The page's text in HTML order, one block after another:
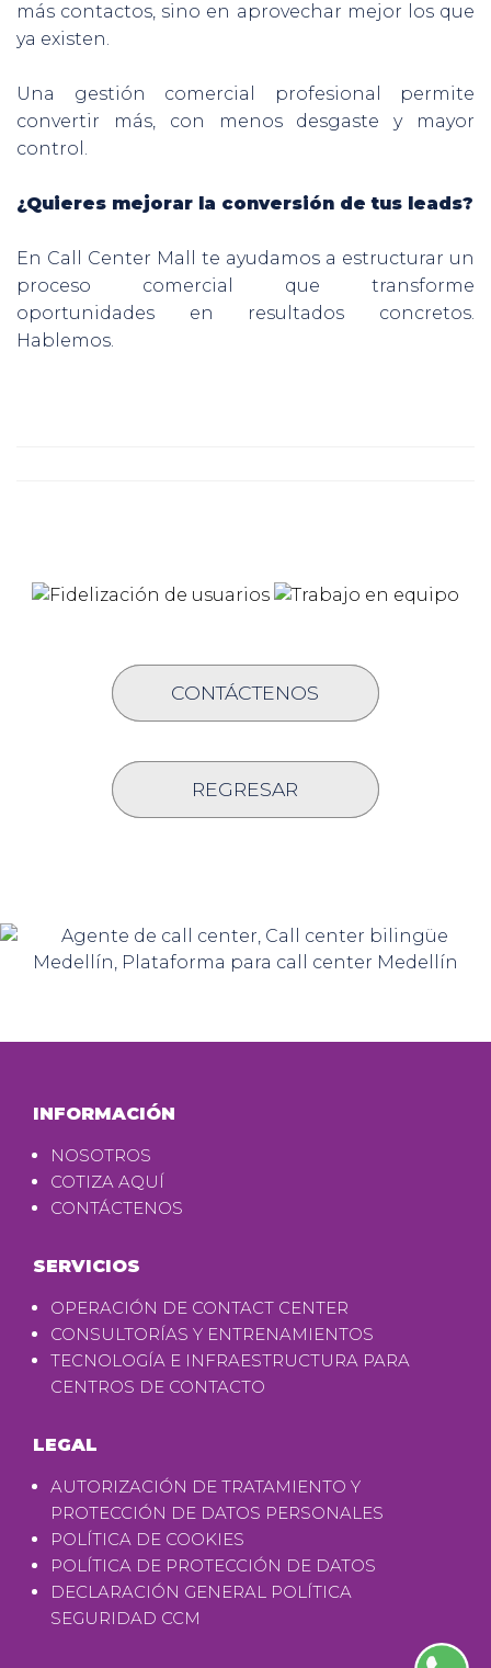
más contactos, sino en aprovechar mejor los que
ya existen.
Una gestión comercial profesional permite
convertir más, con menos desgaste y mayor
control.
¿Quieres mejorar la conversión de tus leads?
En Call Center Mall te ayudamos a estructurar un
proceso comercial que transforme
oportunidades en resultados concretos.
Hablemos.
CONTÁCTENOS
REGRESAR
INFORMACIÓN
NOSOTROS
COTIZA AQUÍ
CONTÁCTENOS
SERVICIOS
OPERACIÓN DE CONTACT CENTER
CONSULTORÍAS Y ENTRENAMIENTOS
TECNOLOGÍA E INFRAESTRUCTURA PARA
CENTROS DE CONTACTO
LEGAL
AUTORIZACIÓN DE TRATAMIENTO Y
PROTECCIÓN DE DATOS PERSONALES
POLÍTICA DE COOKIES
POLÍTICA DE PROTECCIÓN DE DATOS
DECLARACIÓN GENERAL POLÍTICA
SEGURIDAD CCM